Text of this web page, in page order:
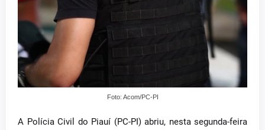
Foto: Acom/PC-PI
A Polícia Civil do Piauí (PC-PI) abriu, nesta segunda-feira